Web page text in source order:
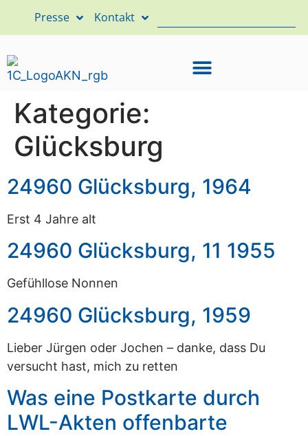
Presse Kontakt
Kategorie:
Glücksburg
24960 Glücksburg, 1964
Erst 4 Jahre alt
24960 Glücksburg, 11 1955
Gefühllose Nonnen
24960 Glücksburg, 1959
Lieber Jürgen oder Jochen – danke, dass Du
versucht hast, mich zu retten
Was eine Postkarte durch
LWL-Akten offenbarte